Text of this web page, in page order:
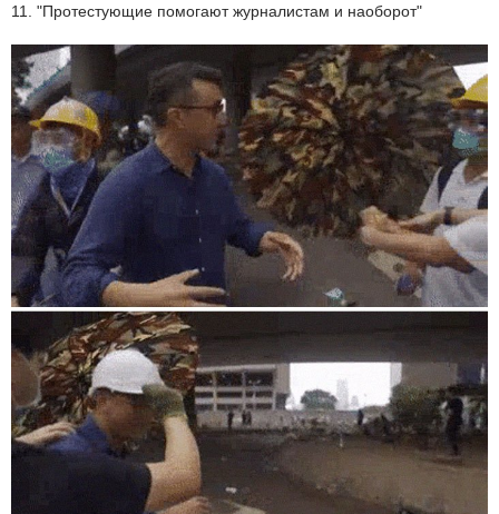
11. "Протестующие помогают журналистам и наоборот"